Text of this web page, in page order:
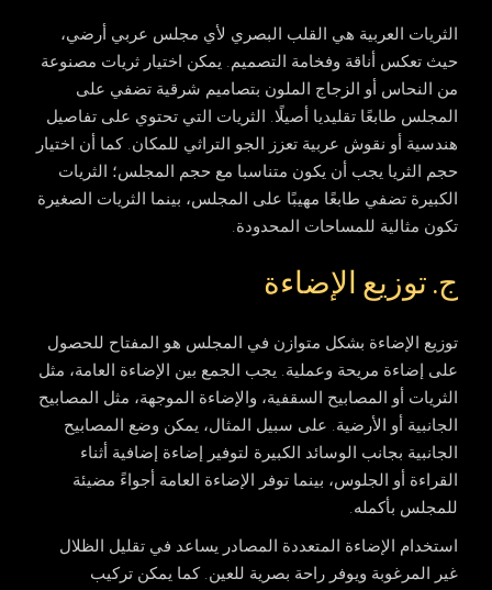
الثريات العربية هي القلب البصري لأي مجلس عربي أرضي،
حيث تعكس أناقة وفخامة التصميم. يمكن اختيار ثريات مصنوعة
من النحاس أو الزجاج الملون بتصاميم شرقية تضفي على
المجلس طابعًا تقليديا أصيلًا. الثريات التي تحتوي على تفاصيل
هندسية أو نقوش عربية تعزز الجو التراثي للمكان. كما أن اختيار
حجم الثريا يجب أن يكون متناسبا مع حجم المجلس؛ الثريات
الكبيرة تضفي طابعًا مهيبًا على المجلس، بينما الثريات الصغيرة
تكون مثالية للمساحات المحدودة.
ج. توزيع الإضاءة
توزيع الإضاءة بشكل متوازن في المجلس هو المفتاح للحصول
على إضاءة مريحة وعملية. يجب الجمع بين الإضاءة العامة، مثل
الثريات أو المصابيح السقفية، والإضاءة الموجهة، مثل المصابيح
الجانبية أو الأرضية. على سبيل المثال، يمكن وضع المصابيح
الجانبية بجانب الوسائد الكبيرة لتوفير إضاءة إضافية أثناء
القراءة أو الجلوس، بينما توفر الإضاءة العامة أجواءً مضيئة
للمجلس بأكمله.
استخدام الإضاءة المتعددة المصادر يساعد في تقليل الظلال
غير المرغوبة ويوفر راحة بصرية للعين. كما يمكن تركيب